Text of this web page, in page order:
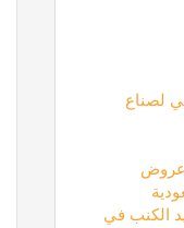
لصناع
عروض
الكنب في